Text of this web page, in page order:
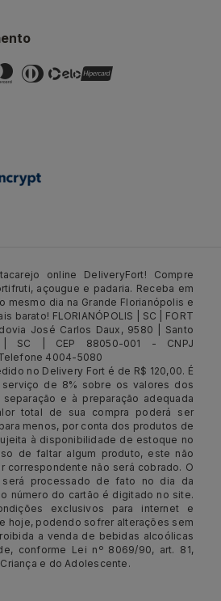
online DeliveryFort! Compre
açougue e padaria. Receba em
mesmo dia na Grande Florianópolis e
barato! FLORIANÓPOLIS | SC | FORT
José Carlos Daux, 9580 | Santo
SC | CEP 88050-001 - CNPJ
4004-5080
no Delivery Fort é de R$ 120,00. É
serviço de 8% sobre os valores dos
e à preparação adequada
total de sua compra poderá ser
menos, por conta dos produtos de
à disponibilidade de estoque no
de faltar algum produto, este não
correspondente não será cobrado. O
processado de fato no dia da
número do cartão é digitado no site.
exclusivos para internet e
hoje, podendo sofrer alterações sem
a venda de bebidas alcoólicas
conforme Lei nº 8069/90, art. 81,
e do Adolescente.